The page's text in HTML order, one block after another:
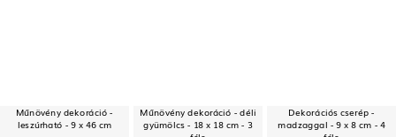
Műnövény dekoráció -
leszúrható - 9 x 46 cm
Műnövény dekoráció - déli
gyümölcs - 18 x 18 cm - 3
Dekorációs cserép -
madzaggal - 9 x 8 cm - 4